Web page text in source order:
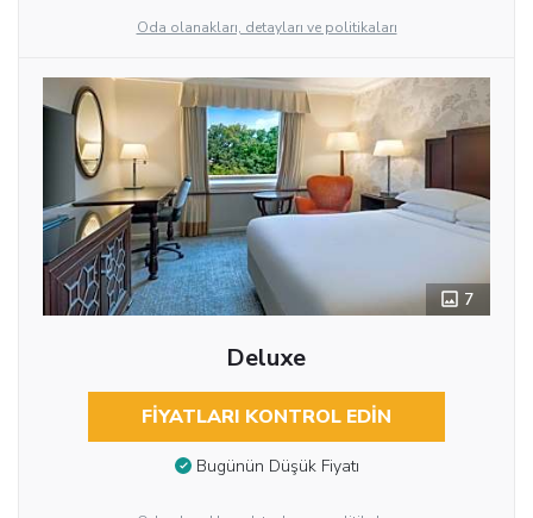
Oda olanakları, detayları ve politikaları
7
Deluxe
FIYATLARI KONTROL EDIN
Bugünün Düşük Fiyatı